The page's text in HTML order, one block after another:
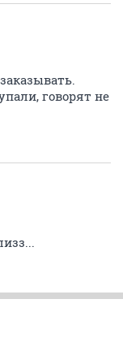
говорят не